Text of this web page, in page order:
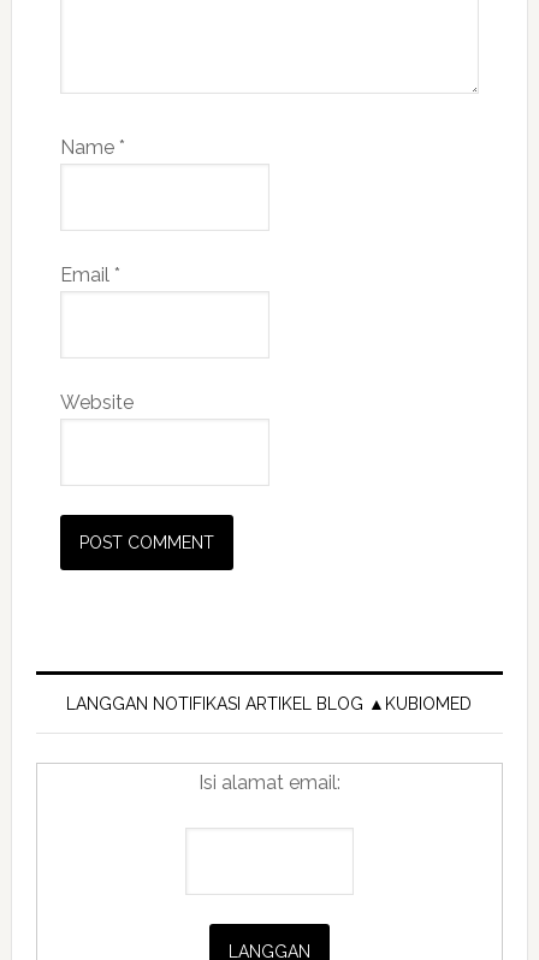
Name *
Email *
Website
Primary
Sidebar
LANGGAN NOTIFIKASI ARTIKEL BLOG ▲KUBIOMED
Isi alamat email: